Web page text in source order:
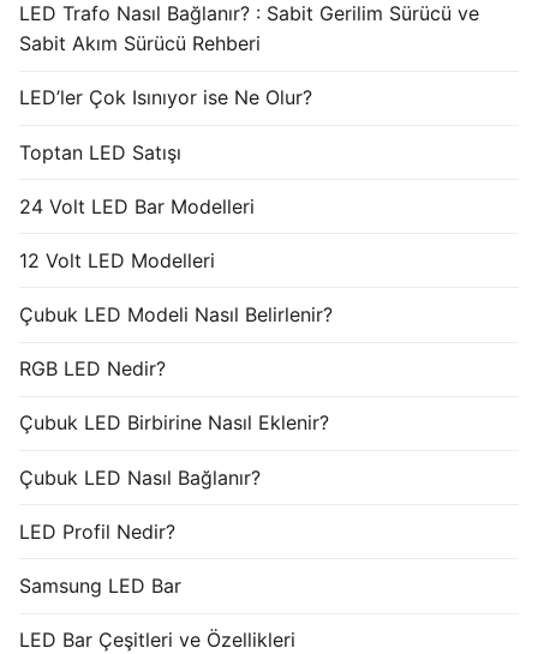
LED Trafo Nasıl Bağlanır? : Sabit Gerilim Sürücü ve
Sabit Akım Sürücü Rehberi
LED’ler Çok Isınıyor ise Ne Olur?
Toptan LED Satışı
24 Volt LED Bar Modelleri
12 Volt LED Modelleri
Çubuk LED Modeli Nasıl Belirlenir?
RGB LED Nedir?
Çubuk LED Birbirine Nasıl Eklenir?
Çubuk LED Nasıl Bağlanır?
LED Profil Nedir?
Samsung LED Bar
LED Bar Çeşitleri ve Özellikleri